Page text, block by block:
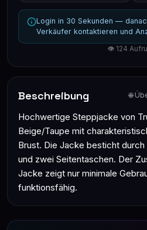
Login in 30 Sekunden —
Verkäufer kontaktieren und
👁 124
Beschreibung 🌐
Hochwertige Steppjacke von
Beige/Taupe mit
Brust. Die Jacke besticht
und zwei Seitentaschen. Der
Jacke zeigt nur minimale
funktionsfähig.